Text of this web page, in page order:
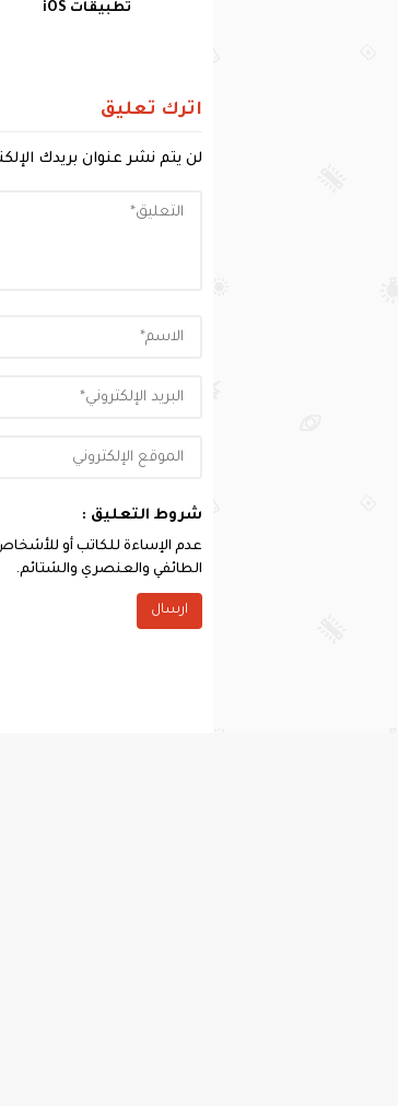
تطبيقات iOS
اترك تعليق
لن يتم نشر عنوان بريدك
شروط التعليق :
عدم الإساءة للكاتب أو
الطائفي والعنصري والشتائم.